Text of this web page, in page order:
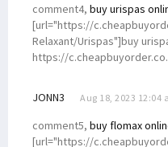
comment4, buy urispas
[url="https://
Relaxant/Urispas"]buy
https://
JONN3 Aug 18, 2023 12:04
comment5, buy flomax
[url="https://